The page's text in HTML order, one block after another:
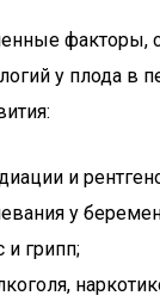
факторы,
у плода в
и
у
и грипп;